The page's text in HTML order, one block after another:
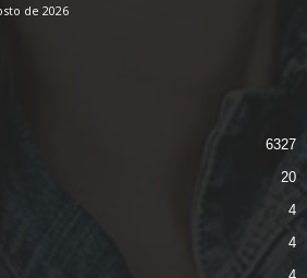
de 2026
6327
20
4
4